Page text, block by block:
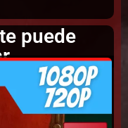
puede